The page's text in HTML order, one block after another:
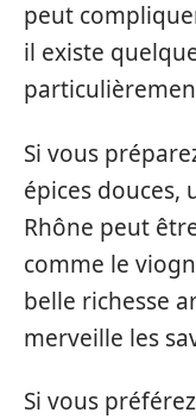
peut
il existe
Si vous
épices douces,
Rhône peut
comme le
belle richesse
merveille les
Si vous